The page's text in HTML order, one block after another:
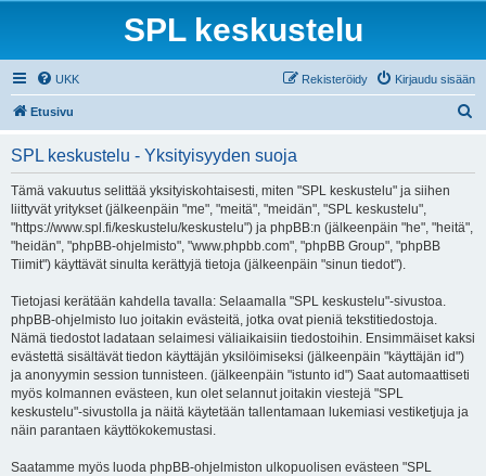
SPL keskustelu
UKK Kirjaudu sisään
Rekisteröidy
Etusivu
SPL keskustelu - Yksityisyyden suoja
Tämä vakuutus selittää yksityiskohtaisesti, miten "SPL keskustelu" ja siihen
liittyvät yritykset (jälkeenpäin "me", "meitä", "meidän", "SPL keskustelu",
"https://www.spl.fi/keskustelu/keskustelu") ja phpBB:n (jälkeenpäin "he", "heitä",
"heidän", "phpBB-ohjelmisto", "www.phpbb.com", "phpBB Group", "phpBB
Tiimit") käyttävät sinulta kerättyjä tietoja (jälkeenpäin "sinun tiedot").
Tietojasi kerätään kahdella tavalla: Selaamalla "SPL keskustelu"-sivustoa.
phpBB-ohjelmisto luo joitakin evästeitä, jotka ovat pieniä tekstitiedostoja.
Nämä tiedostot ladataan selaimesi väliaikaisiin tiedostoihin. Ensimmäiset kaksi
evästettä sisältävät tiedon käyttäjän yksilöimiseksi (jälkeenpäin "käyttäjän id")
ja anonyymin session tunnisteen. (jälkeenpäin "istunto id") Saat automaattiseti
myös kolmannen evästeen, kun olet selannut joitakin viestejä "SPL
keskustelu"-sivustolla ja näitä käytetään tallentamaan lukemiasi vestiketjuja ja
näin parantaen käyttökokemustasi.
Saatamme myös luoda phpBB-ohjelmiston ulkopuolisen evästeen "SPL